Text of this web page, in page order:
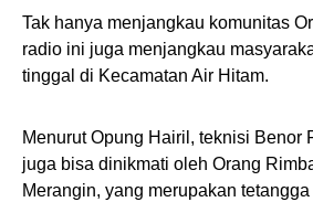
Tak hanya menjangkau komunitas
radio ini juga menjangkau
tinggal di Kecamatan Air Hitam.
Menurut Opung Hairil, teknisi Benor
juga bisa dinikmati oleh Orang
Merangin, yang merupakan